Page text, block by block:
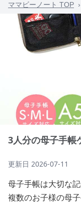
ママビーノート TOP ›
3人分の母子手帳
更新日 2026-07-11
母子手帳は大切な
複数のお子様の母